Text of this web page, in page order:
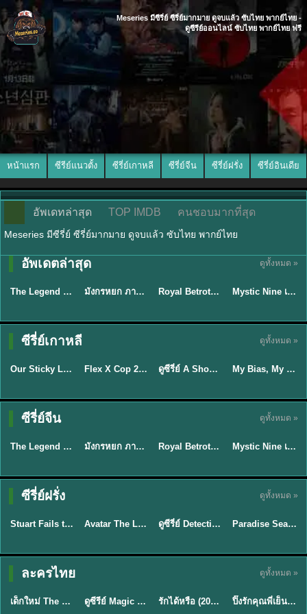
Meseries มีซีรี่ย์ ซีรี่ย์มากมาย ดูจบแล้ว ซับไทย พากย์ไทย -
ดูซีรีย์ออนไลน์ ซับไทย พากย์ไทย ฟรี
หน้าแรก ซีรีย์แนวตั้ง ซีรี่ย์เกาหลี ซีรี่ย์จีน ซีรี่ย์ฝรั่ง ซีรี่ย์อินเดีย
อัพเดทล่าสุด TOP IMDB คนชอบมากที่สุด
Meseries มีซีรี่ย์ ซีรี่ย์มากมาย ดูจบแล้ว ซับไทย พากย์ไทย
อัพเดตล่าสุด ดูทั้งหมด »
★8.5
พากย์ไทย
The Legend of ShenLi ปฐพีไร้พ่าย (2024) พากย์ไทย ซับไทย EP.1-39 ★8 มังกรหยก ภาคมารบูรพาและพิษประจิม Duel on Mount Hua พากย์ไทย ★9 Royal Betrothal (2026) สัญญาวิวาห์แห่งราชวงศ์ พากย์ไทย ซับไทย EP1-32 ★9
พากย์ไทย/ซับ
Mystic Nine เก้าสกุล (2026) พากย์ไทย ซับไทย EP.1-30
ซีรี่ย์เกาหลี ดูทั้งหมด »
★6
ซับไทย
Our Sticky Love รักติดหนึบ (2026) พากย์ไทย ซับไทย EP.1-12 ★8 Flex X Cop 2 คุณชายสายสืบ ซีซั่น 2 (2026) พากย์ไทย ซับไทย EP.1-14 ★8 EP.16ดูซีรี่ย์ A Shop for Killers 2 ร้านลับนักฆ่า ซีซัน 2 (2026) ซับไทย-พากย์ไทย
ซับไทย
My Bias, My Boss เมื่อเมนฉันเป็นประธานบริษัท (2026) พากย์ไทย ซับไทย EP.1-12
ซีรี่ย์จีน ดูทั้งหมด »
★8.5
พากย์ไทย
The Legend of ShenLi ปฐพีไร้พ่าย (2024) พากย์ไทย ซับไทย EP.1-39 ★8 มังกรหยก ภาคมารบูรพาและพิษประจิม Duel on Mount Hua พากย์ไทย ★9 Royal Betrothal (2026) สัญญาวิวาห์แห่งราชวงศ์ พากย์ไทย ซับไทย EP1-32 ★9
พากย์ไทย/ซับ
Mystic Nine เก้าสกุล (2026) พากย์ไทย ซับไทย EP.1-30
ซีรี่ย์ฝรั่ง ดูทั้งหมด »
★9.3
พากย์ไทย
Stuart Fails to Save the Universe สจ๊วตล่มแผนกู้จักรวาล (2026) พากย์ไทย ซับไทย EP.1-10 ★7.8 EP.7Avatar The Last Airbender 2 เณรน้อยเจ้าอภินิหาร พากย์ไทย EP.9ดูซีรี่ย์ Detective Hole (2026) พากย์ไทย HD ฟรี อัปเดตล่าสุด Netflix EP.8
พากย์ไทย
Paradise Season 2 (2026) พากย์ไทย EP1-8 ดูซีรี่ย์ฝรั่ง HD ครบทุกตอน
ละครไทย ดูทั้งหมด »
★ 8 EP.6
พากย์ไทย
เด็กใหม่ The Reset 2026 EP1-6 พากย์ไทย ดูซีรี่ย์ Netflix ล่าสุด HD ดูซีรีย์ Magic Move (2026) ทำนายทายรัก Thai EP.1-10 HD รักได้หรือ (2026) YOUNG Let's Begin Again พากย์ไทย EP.1-19 ★8
พากย์ไทย
ปิ๊งรักคุณพี่เย็นชา (2026) Frozen Valentine EP.1-10 (จบ)